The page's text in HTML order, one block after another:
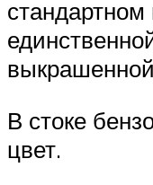
стандартном
В стоке
цвет.